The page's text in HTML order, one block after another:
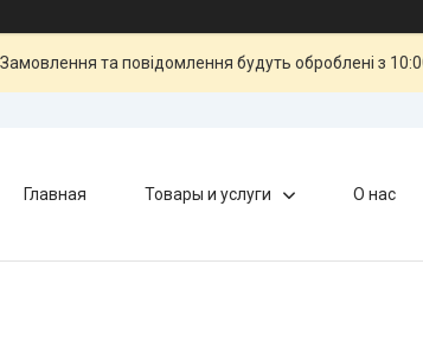
та повідомлення будуть оброблені з
Главная Товары и услуги О нас